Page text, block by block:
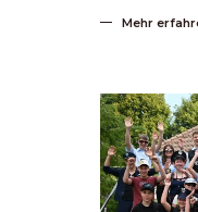
Mehr